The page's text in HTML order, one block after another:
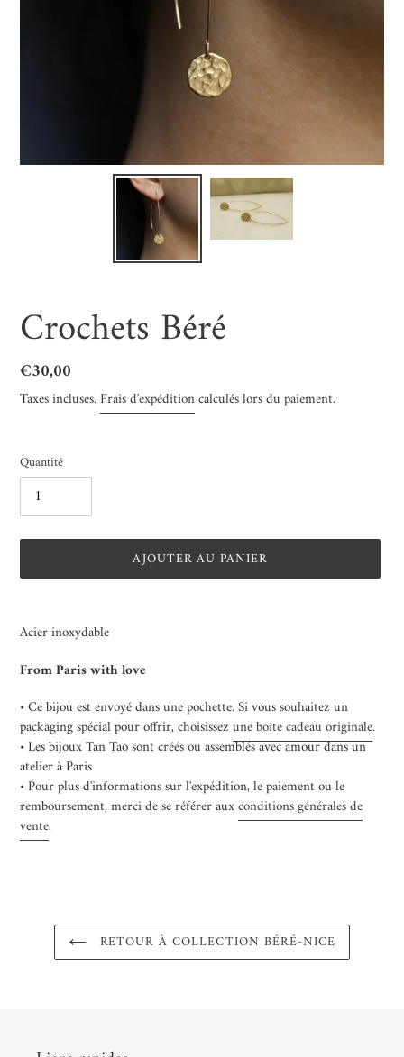
Crochets Béré
Prix
normal
€30,00
Taxes incluses.Frais d'expéditioncalculés lors du paiement.
Quantité
AJOUTER AU PANIER
d'un
à
panier
Acier inoxydable
From Paris with love
• Ce bijou est envoyé dans une pochette. Si vous souhaitez un
packaging spécial pour offrir, choisissezune boîte cadeau originale.
• Les bijoux Tan Tao sont créés ou assemblés avec amour dans un
atelier à Paris
• Pour plus d'informations sur l'expédition, le paiement ou le
remboursement, merci de se référer auxconditions générales de
vente.
RETOUR À COLLECTION BÉRÉ-NICE